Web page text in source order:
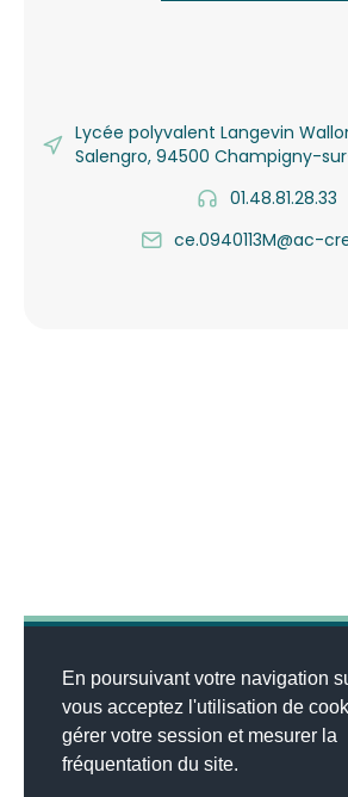
En poursuivant votre navigation
vous acceptez l'utilisation de
gérer votre session et mesurer la
fréquentation du site.
Lycée polyvalent Langevin
Salengro, 94500 Champigny-
01.48.81.28.33
ce.0940113M@ac-
© 2026
INNOVATIONS™